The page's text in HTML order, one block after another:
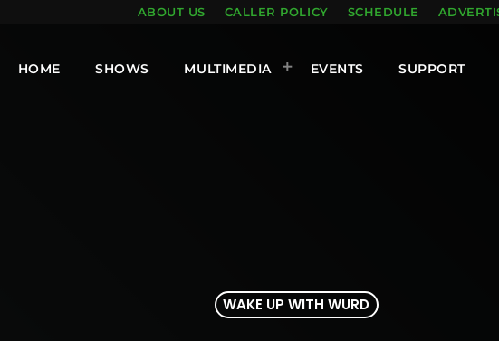
ABOUT US CALLER POLICY SCHEDULE
HOME SHOWS MULTIMEDIA EVENTS SUPPORT
WAKE UP WITH WURD